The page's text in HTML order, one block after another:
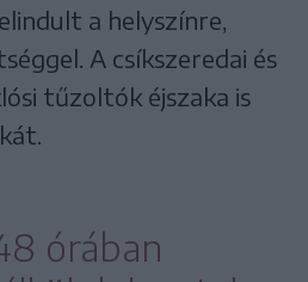
a helyszínre,
A csíkszeredai és
tűzoltók éjszaka is
órában